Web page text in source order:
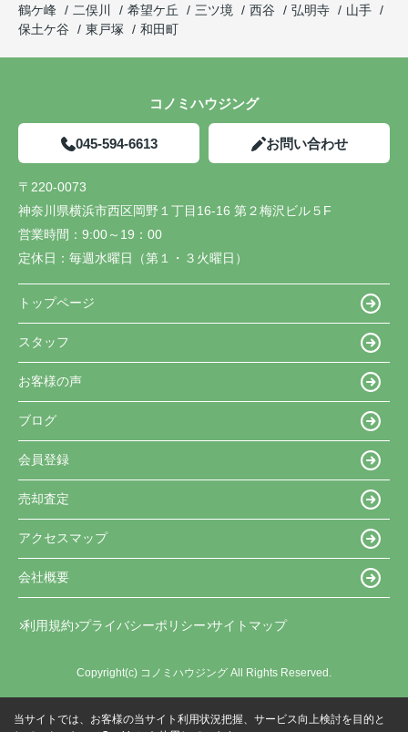
鶴ケ峰
二俣川 希望ケ丘 三ツ境 西谷 弘明寺
山手
保土ケ谷
東戸塚 和田町
コノミハウジング
045-594-6613 お問い合わせ
〒220-0073
神奈川県横浜市西区岡野１丁目16-16 第２梅沢ビル５F
営業時間： 9:00～19：00
定休日： 毎週水曜日（第１・３火曜日）
トップページ
スタッフ
お客様の声
ブログ
会員登録
売却査定
アクセスマップ
会社概要
利用規約 プライバシーポリシー サイトマップ
Copyright(c) コノミハウジング All Rights Reserved.
当サイトでは、お客様の当サイト利用状況把握、サービス向上検討を目的と